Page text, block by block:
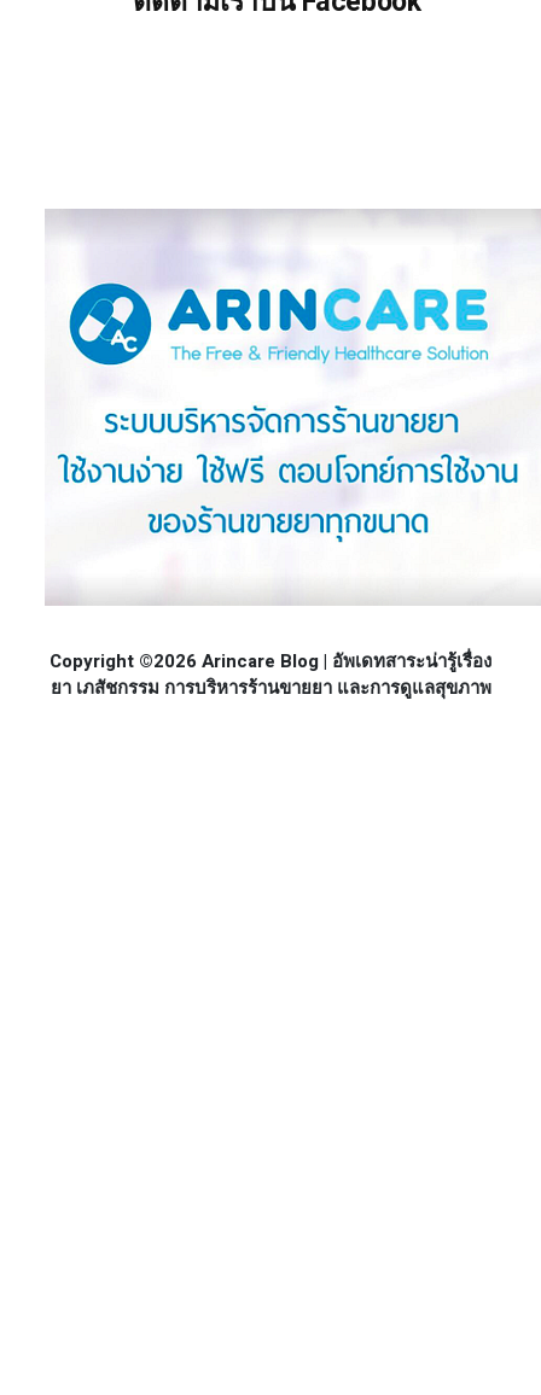
Copyright ©2026 Arincare Blog | อัพเดทสาระน่ารู้เรื่อง
ยา เภสัชกรรม การบริหารร้านขายยา และการดูแลสุขภาพ